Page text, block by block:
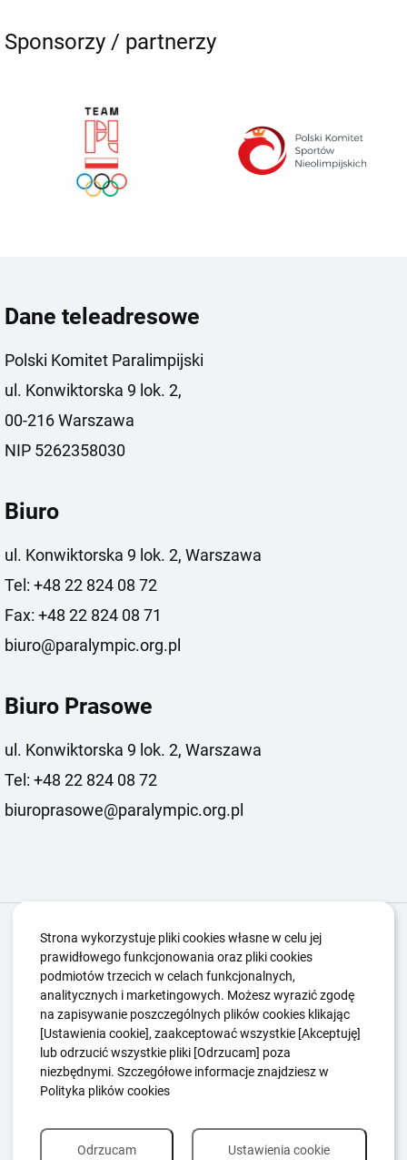
Sponsorzy / partnerzy
Dane teleadresowe
Polski Komitet Paralimpijski
ul. Konwiktorska 9 lok. 2,
00-216 Warszawa
NIP 5262358030
Biuro
ul. Konwiktorska 9 lok. 2, Warszawa
Tel: +48 22 824 08 72
Fax: +48 22 824 08 71
biuro@paralympic.org.pl
Biuro Prasowe
ul. Konwiktorska 9 lok. 2, Warszawa
Tel: +48 22 824 08 72
biuroprasowe@paralympic.org.pl
Igrzyska Paralimpijskie O nas
Kwalifikacje ZSK
Kluby Aktualności
Edukacja
Guttmanny Kontakt
Polityka Ochrony Dzieci
Sygnaliści
Polityka plików cookie
Strona wykorzystuje pliki cookies własne w celu jej
prawidłowego funkcjonowania oraz pliki cookies
podmiotów trzecich w celach funkcjonalnych,
analitycznych i marketingowych. Możesz wyrazić zgodę
na zapisywanie poszczególnych plików cookies klikając
[Ustawienia cookie], zaakceptować wszystkie [Akceptuję]
lub odrzucić wszystkie pliki [Odrzucam] poza
niezbędnymi. Szczegółowe informacje znajdziesz w
Polityka plików cookies
Ustawienia cookie
Odrzucam